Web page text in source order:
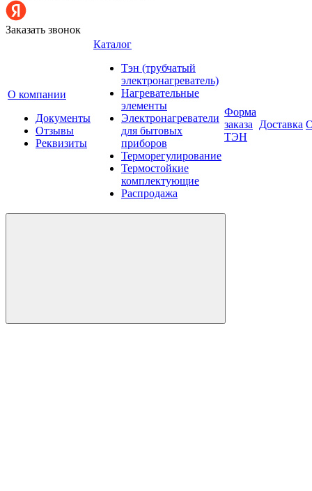
Заказать звонок
О компании
Документы
Отзывы
Реквизиты
Каталог
Тэн (трубчатый
электронагреватель)
Нагревательные
элементы
Электронагреватели
для бытовых
приборов
Терморегулирование
Термостойкие
комплектующие
Распродажа
Форма
заказа
ТЭН
Доставка